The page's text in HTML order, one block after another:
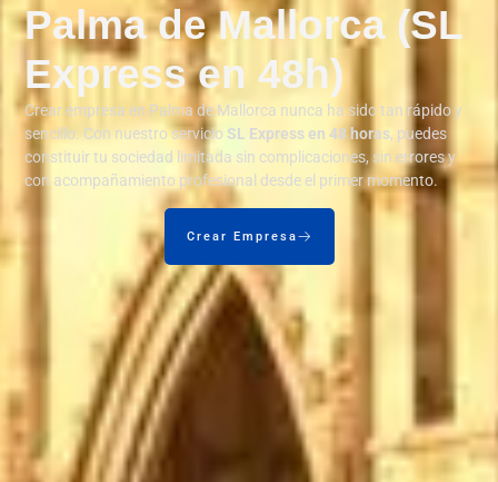
Palma de Mallorca (SL
Express en 48h)
Crear empresa en Palma de Mallorca nunca ha sido tan rápido y
sencillo. Con nuestro servicio SL Express en 48 horas, puedes
constituir tu sociedad limitada sin complicaciones, sin errores y
con acompañamiento profesional desde el primer momento.
Crear Empresa